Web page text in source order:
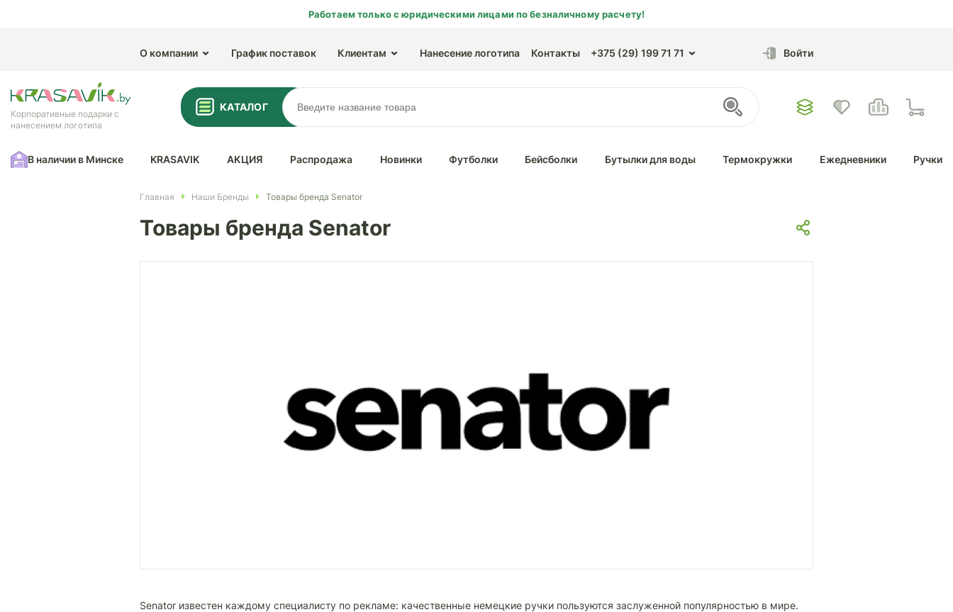
Работаем только с юридическими лицами по безналичному расчету!
О компании График поставок Клиентам Нанесение логотипа Контакты +375 (29) 199 71 71 Войти
Корпоративные подарки с
нанесением логотипа
КАТАЛОГ
В наличии в Минске KRASAVIK АКЦИЯ Распродажа Новинки Футболки Бейсболки Бутылки для воды Термокружки Ежедневники Ручки
Главная Наши Бренды Товары бренда Senator
Товары бренда Senator
Senator известен каждому специалисту по рекламе: качественные немецкие ручки пользуются заслуженной популярностью в мире.